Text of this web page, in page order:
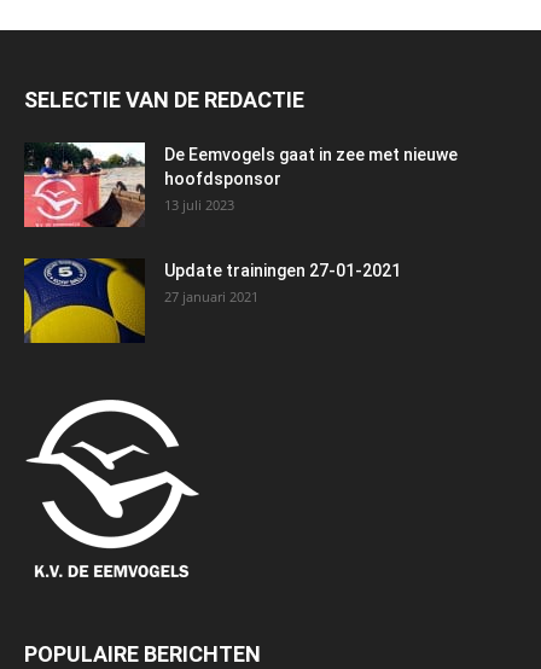
SELECTIE VAN DE REDACTIE
De Eemvogels gaat in zee met nieuwe
hoofdsponsor
13 juli 2023
Update trainingen 27-01-2021
27 januari 2021
POPULAIRE BERICHTEN